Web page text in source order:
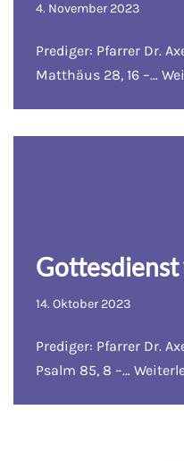
4. November 2023
Prediger: Pfarrer Dr.
Matthäus 28, 16 –…
14. Oktober 2023
Prediger: Pfarrer Dr.
Psalm 85, 8 –…